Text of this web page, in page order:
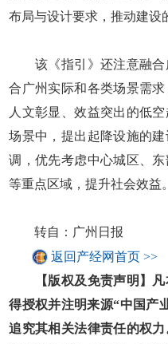
布局与设计要求，推动建设
该《指引》还注意融合
合广州实际和各类场景需求
人文彰显、效益突出的低
场景中，提出起降设施的
调，优先考虑中心城区、
等重点区域，提升社会效益
转自：广州日报
返回产经网首页 >>
【版权及免责声明】凡
得授权并注明来源“中国产
追究其相关法律责任的权